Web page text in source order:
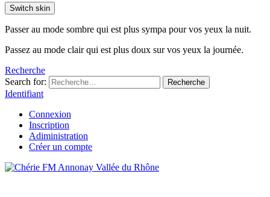
Switch skin
Passer au mode sombre qui est plus sympa pour vos yeux la nuit.
Passez au mode clair qui est plus doux sur vos yeux la journée.
Recherche
Search for:
Recherche
Identifiant
Connexion
Inscription
Adiministration
Créer un compte